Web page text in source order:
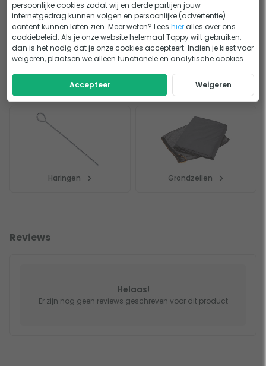
Tenten Tent accessoires
Haringen Grondzeilen
Reviews
Helaas!
Er zijn nog geen reviews geschreven voor dit product
persoonlijke cookies zodat wij en derde partijen jouw
internetgedrag kunnen volgen en persoonlijke (advertentie)
content kunnen laten zien. Meer weten? Leeshier alles over ons
cookiebeleid. Als je onze website helemaal Toppy wilt gebruiken,
dan is het nodig dat je onze cookies accepteert. Indien je kiest voor
weigeren, plaatsen we alleen functionele en analytische cookies.
Accepteer Weigeren